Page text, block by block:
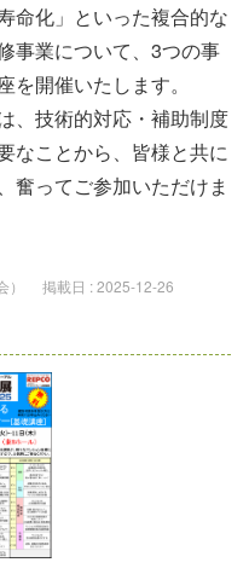
命化」といった複合的な
事業について、3つの事
開催いたします。
、技術的対応・補助制度
なことから、皆様と共に
奮ってご参加いただけま
掲載日 :2025-12-26